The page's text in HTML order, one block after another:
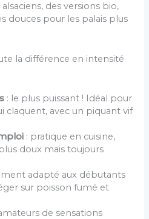
des versions bio,
douces pour les palais plus
la différence en intensité
: le plus puissant ! Idéal pour
claquent, avec un piquant vif
: pratique en cuisine,
doux mais toujours
adapté aux débutants
sur poisson fumé et
de sensations